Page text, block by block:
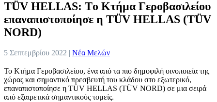
TÜV HELLAS: Tο Κτήμα Γεροβασιλείου
επαναπιστοποίησε η TÜV HELLAS (TÜV
NORD)
5 Σεπτεμβρίου 2022 | Νέα Μελών
Το Κτήμα Γεροβασιλείου, ένα από τα πιο δημοφιλή οινοποιεία της
χώρας και σημαντικό πρεσβευτή του κλάδου στο εξωτερικό,
επαναπιστοποίησε η TÜV HELLAS (TÜV NORD) σε μια σειρά
από εξαιρετικά σημαντικούς τομείς.